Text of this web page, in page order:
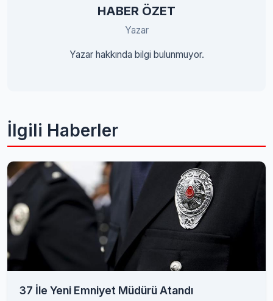
HABER ÖZET
Yazar
Yazar hakkında bilgi bulunmuyor.
İlgili Haberler
37 İle Yeni Emniyet Müdürü Atandı